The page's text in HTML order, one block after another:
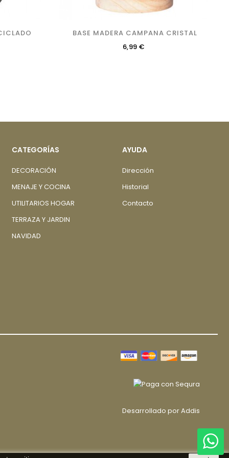
BASE MADERA CAMPANA CRISTAL
Precio
6,99 €
CATEGORÍAS
DECORACIÓN
MENAJE Y COCINA
UTILITARIOS HOGAR
TERRAZA Y JARDIN
NAVIDAD
AYUDA
Dirección
Historial
Contacto
Desarrollado porAddis